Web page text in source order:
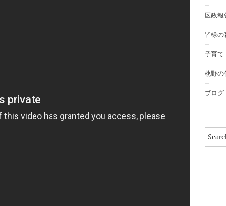
区政報
皆様の
子育て
桃野の
ブログ